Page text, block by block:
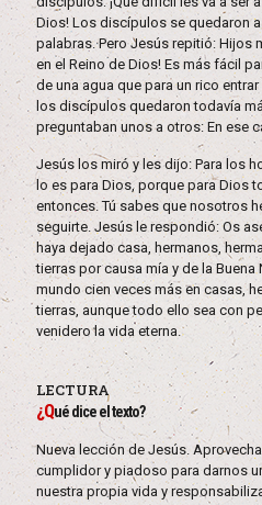
Dios! Los discípulos se quedaron
palabras. Pero Jesús repitió: Hijos
en el Reino de Dios! Es más fácil
de una agua que para un rico
los discípulos quedaron todavía
preguntaban unos a otros: En ese
Jesús los miró y les dijo: Para los
lo es para Dios, porque para Dios
entonces. Tú sabes que nosotros
seguirte. Jesús le respondió: Os
haya dejado casa, hermanos,
tierras por causa mía y de la
mundo cien veces más en casas,
tierras, aunque todo ello sea con
venidero la vida eterna.
LECTURA
¿Qué dice el texto?
Nueva lección de Jesús.
cumplidor y piadoso para darnos
nuestra propia vida y